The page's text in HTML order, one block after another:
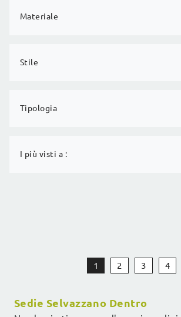
Materiale
Stile
Tipologia
I più visti a :
1 2 3 4
Sedie Selvazzano Dentro